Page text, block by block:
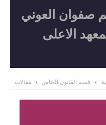
صفوان العوني
الاعلى
قسم القانون الخاص مقالات